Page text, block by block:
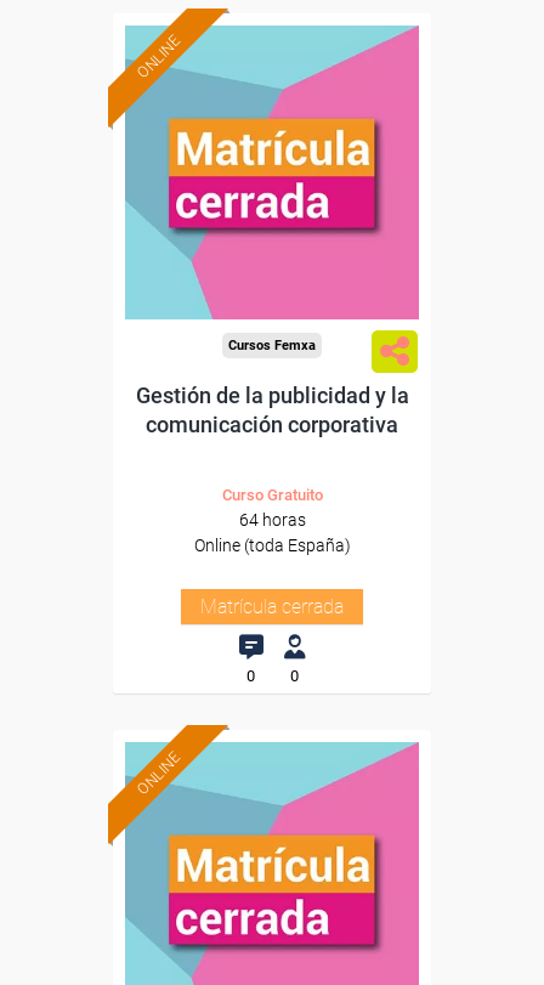
ONLINE
Cursos Femxa
Gestión de la publicidad y la
comunicación corporativa
Curso Gratuito
64 horas
Online (toda España)
Matrícula cerrada
0 0
ONLINE